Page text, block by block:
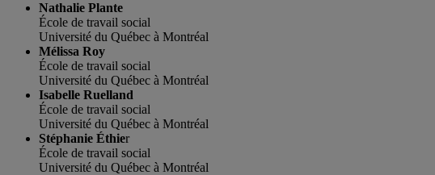
Nathalie Plante
École de travail social
Université du Québec à Montréal
Mélissa Roy
École de travail social
Université du Québec à Montréal
Isabelle Ruelland
École de travail social
Université du Québec à Montréal
Stéphanie Éthier
École de travail social
Université du Québec à Montréal